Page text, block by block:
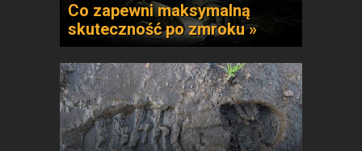
Co zapewni maksymalną
skuteczność po zmroku »